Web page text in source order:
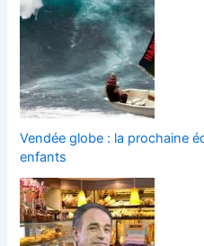
Vendée globe : la prochaine
enfants